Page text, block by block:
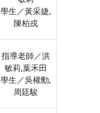
學生／黃采婕,
陳柏戎
指導老師／洪
敏莉,葉禾田
學生／吳權勳,
周廷駿